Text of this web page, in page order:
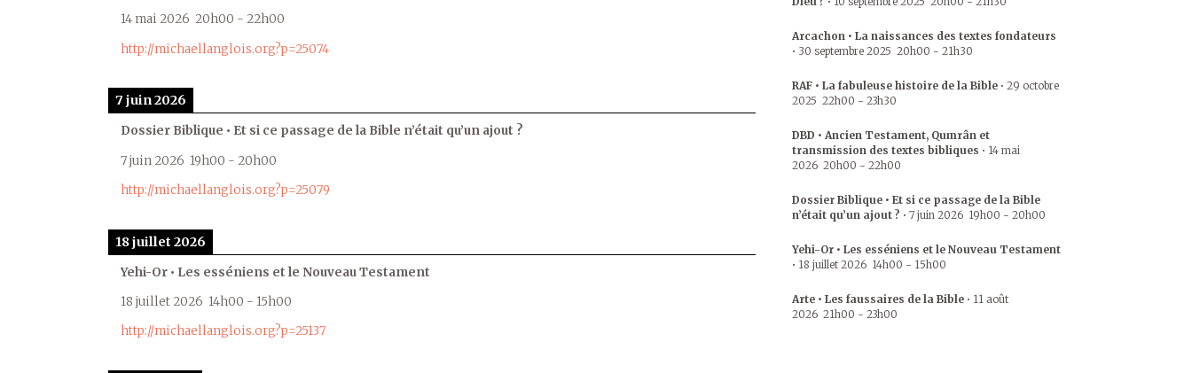
14 mai 2026 20h00 - 22h00
http://michaellanglois.org?p=25074
7 juin 2026
Dossier Biblique • Et si ce passage de la Bible n’était qu’un ajout ?
7 juin 2026 19h00 - 20h00
http://michaellanglois.org?p=25079
18 juillet 2026
Yehi-Or • Les esséniens et le Nouveau Testament
18 juillet 2026 14h00 - 15h00
http://michaellanglois.org?p=25137
Arcachon • La naissances des textes fondateurs
• 30 septembre 2025 20h00 - 21h30
RAF • La fabuleuse histoire de la Bible • 29 octobre
2025 22h00 - 23h30
DBD • Ancien Testament, Qumrân et
transmission des textes bibliques • 14 mai
2026 20h00 - 22h00
Dossier Biblique • Et si ce passage de la Bible
n’était qu’un ajout ? • 7 juin 2026 19h00 - 20h00
Yehi-Or • Les esséniens et le Nouveau Testament
• 18 juillet 2026 14h00 - 15h00
Arte • Les faussaires de la Bible • 11 août
2026 21h00 - 23h00